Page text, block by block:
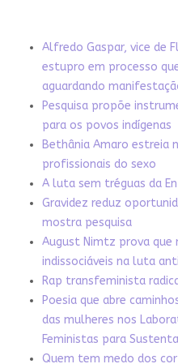
Alfredo Gaspar, vice de
estupro em processo
aguardando
Pesquisa propõe
para os povos indígenas
Bethânia Amaro estreia
profissionais do sexo
A luta sem tréguas da
Gravidez reduz
mostra pesquisa
August Nimtz prova que
indissociáveis na luta
Rap transfeminista
Poesia que abre
das mulheres nos
Feministas para
Quem tem medo dos